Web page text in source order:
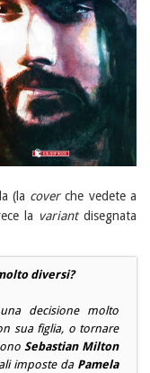
(la coverche vedete a
la variantdisegnata
diversi?
decisione molto
sua figlia, o tornare
Sebastian Milton
imposte da Pamela